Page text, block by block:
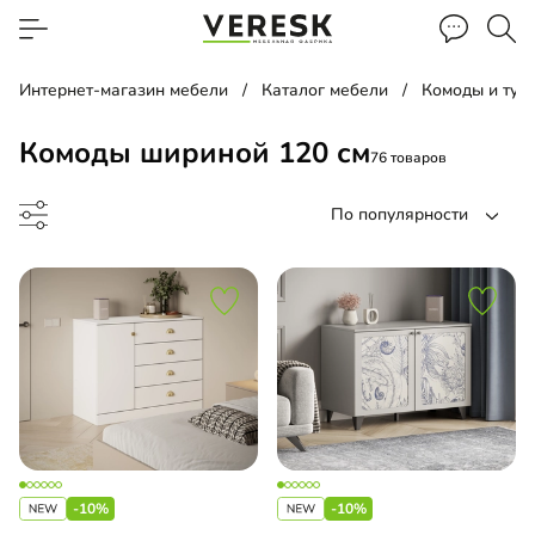
Интернет-магазин мебели Каталог мебели Комоды и
Комоды шириной 120 см76 товаров
По популярности
до
-10% -10%